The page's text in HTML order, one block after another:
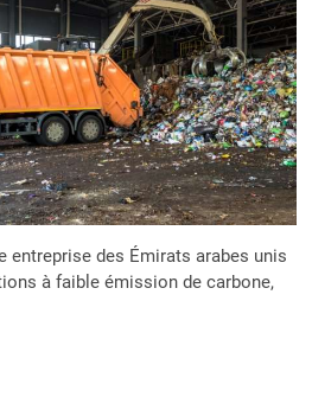
entreprise des Émirats arabes unis
à faible émission de carbone,